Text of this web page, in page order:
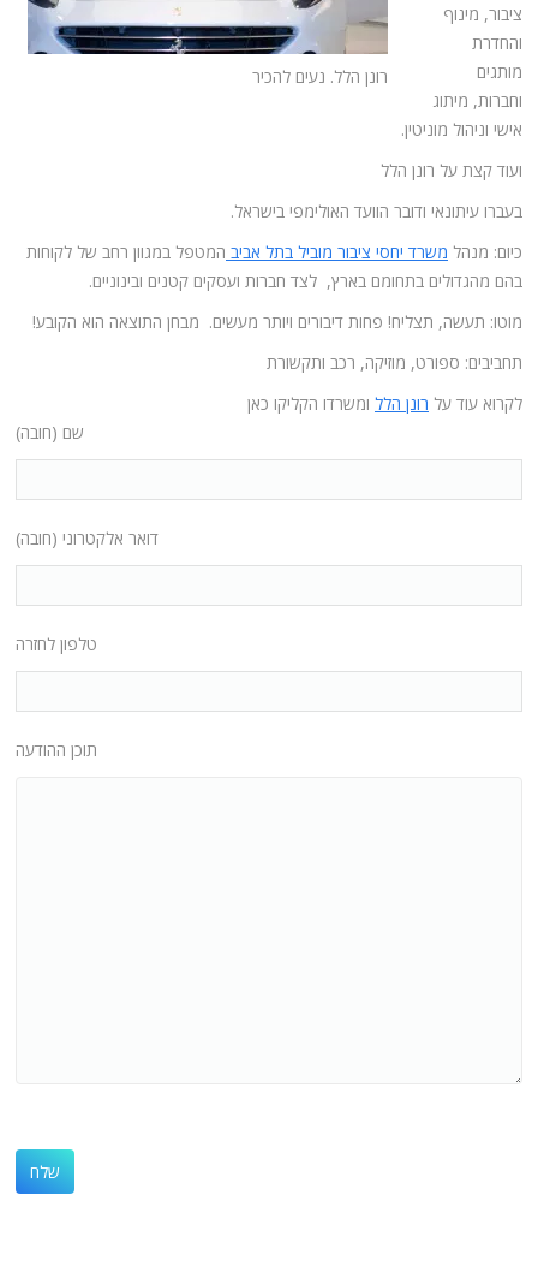
רונן הלל. נעים להכיר
ציבור, מינוף
והחדרת
מותגים
וחברות, מיתוג
אישי וניהול מוניטין.
ועוד קצת על רונן הלל
בעברו עיתונאי ודובר הוועד האולימפי בישראל.
כיום: מנהל משרד יחסי ציבור מוביל בתל אביב המטפל במגוון רחב של לקוחות
בהם מהגדולים בתחומם בארץ, לצד חברות ועסקים קטנים ובינוניים.
מוטו: תעשה, תצליח! פחות דיבורים ויותר מעשים. מבחן התוצאה הוא הקובע!
תחביבים: ספורט, מוזיקה, רכב ותקשורת
לקרוא עוד על רונן הלל ומשרדו הקליקו כאן
שם (חובה)
דואר אלקטרוני (חובה)
טלפון לחזרה
תוכן ההודעה